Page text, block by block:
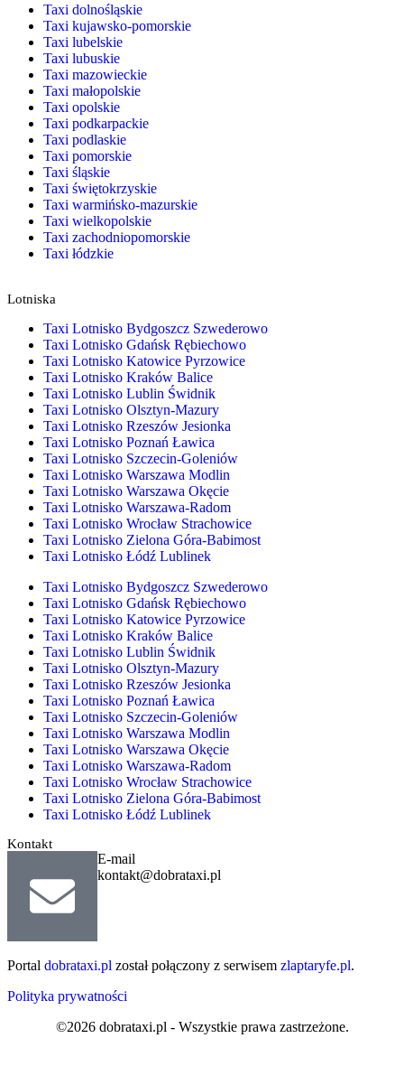
Taxi dolnośląskie
Taxi kujawsko-pomorskie
Taxi lubelskie
Taxi lubuskie
Taxi mazowieckie
Taxi małopolskie
Taxi opolskie
Taxi podkarpackie
Taxi podlaskie
Taxi pomorskie
Taxi śląskie
Taxi świętokrzyskie
Taxi warmińsko-mazurskie
Taxi wielkopolskie
Taxi zachodniopomorskie
Taxi łódzkie
Lotniska
Taxi Lotnisko Bydgoszcz Szwederowo
Taxi Lotnisko Gdańsk Rębiechowo
Taxi Lotnisko Katowice Pyrzowice
Taxi Lotnisko Kraków Balice
Taxi Lotnisko Lublin Świdnik
Taxi Lotnisko Olsztyn-Mazury
Taxi Lotnisko Rzeszów Jesionka
Taxi Lotnisko Poznań Ławica
Taxi Lotnisko Szczecin-Goleniów
Taxi Lotnisko Warszawa Modlin
Taxi Lotnisko Warszawa Okęcie
Taxi Lotnisko Warszawa-Radom
Taxi Lotnisko Wrocław Strachowice
Taxi Lotnisko Zielona Góra-Babimost
Taxi Lotnisko Łódź Lublinek
Taxi Lotnisko Bydgoszcz Szwederowo
Taxi Lotnisko Gdańsk Rębiechowo
Taxi Lotnisko Katowice Pyrzowice
Taxi Lotnisko Kraków Balice
Taxi Lotnisko Lublin Świdnik
Taxi Lotnisko Olsztyn-Mazury
Taxi Lotnisko Rzeszów Jesionka
Taxi Lotnisko Poznań Ławica
Taxi Lotnisko Szczecin-Goleniów
Taxi Lotnisko Warszawa Modlin
Taxi Lotnisko Warszawa Okęcie
Taxi Lotnisko Warszawa-Radom
Taxi Lotnisko Wrocław Strachowice
Taxi Lotnisko Zielona Góra-Babimost
Taxi Lotnisko Łódź Lublinek
Kontakt
E-mail
kontakt@dobrataxi.pl
Portal dobrataxi.pl został połączony z serwisem zlaptaryfe.pl.
Polityka prywatności
©2026 dobrataxi.pl - Wszystkie prawa zastrzeżone.